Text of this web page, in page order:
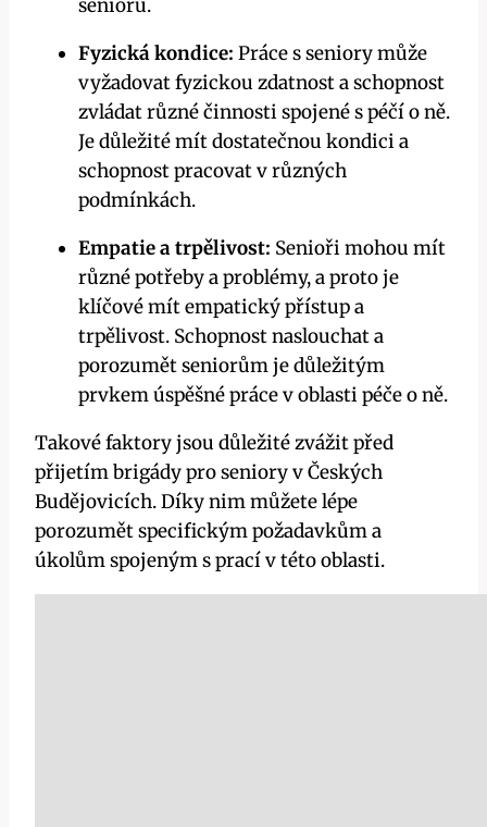
seniorů.
Fyzická kondice: Práce s seniory může
vyžadovat fyzickou zdatnost a schopnost
zvládat různé činnosti spojené s péčí o ně.
Je důležité mít dostatečnou kondici a
schopnost pracovat v různých
podmínkách.
Empatie a trpělivost: Senioři mohou mít
různé potřeby a problémy, a proto je
klíčové mít empatický přístup a
trpělivost. Schopnost naslouchat a
porozumět seniorům je důležitým
prvkem úspěšné práce v oblasti péče o ně.
Takové faktory jsou důležité zvážit před
přijetím brigády pro seniory v Českých
Budějovicích. Díky nim můžete lépe
porozumět specifickým požadavkům a
úkolům spojeným s prací v této oblasti.